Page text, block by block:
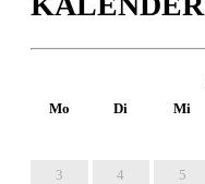
3 4 5